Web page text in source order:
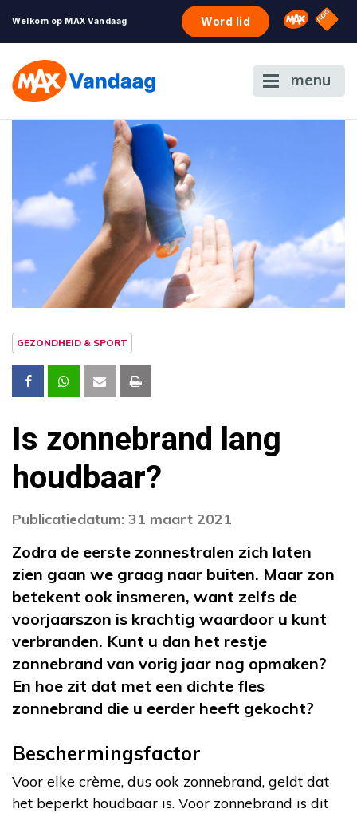
Welkom op MAX Vandaag Word lid Omroep
NPO
menu
GEZONDHEID & SPORT
Is zonnebrand lang
houdbaar?
Publicatiedatum: 31 maart 2021
Zodra de eerste zonnestralen zich laten
zien gaan we graag naar buiten. Maar zon
betekent ook insmeren, want zelfs de
voorjaarszon is krachtig waardoor u kunt
verbranden. Kunt u dan het restje
zonnebrand van vorig jaar nog opmaken?
En hoe zit dat met een dichte fles
zonnebrand die u eerder heeft gekocht?
Beschermingsfactor
Voor elke crème, dus ook zonnebrand, geldt dat
het beperkt houdbaar is. Voor zonnebrand is dit